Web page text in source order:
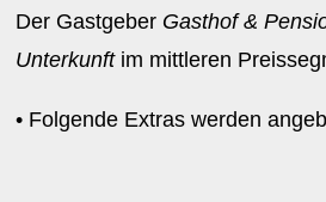
Der Gastgeber Gasthof &
Unterkunftim mittleren
• Folgende Extras werden